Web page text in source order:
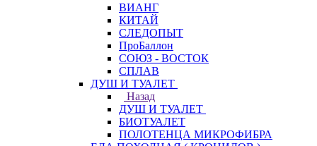
ВИАНГ
КИТАЙ
СЛЕДОПЫТ
ПроБаллон
СОЮЗ - ВОСТОК
СПЛАВ
ДУШ И ТУАЛЕТ
Назад
ДУШ И ТУАЛЕТ
БИОТУАЛЕТ
ПОЛОТЕНЦА МИКРОФИБРА